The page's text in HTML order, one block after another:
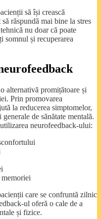
să își crească
răspundă mai bine la stres
nu doar că poate
somnul și recuperarea
alternativă promițătoare și
Prin promovarea
la reducerea simptomelor,
de sănătate mentală.
neurofeedback-ului:
care se confruntă zilnic
ul oferă o cale de a
și fizice.